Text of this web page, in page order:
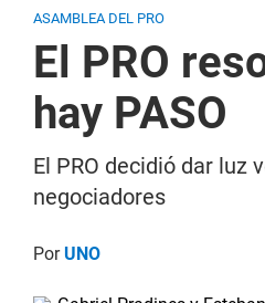
ASAMBLEA DEL PRO
El PRO
hay PASO
El PRO decidió dar luz
negociadores
PorUNO